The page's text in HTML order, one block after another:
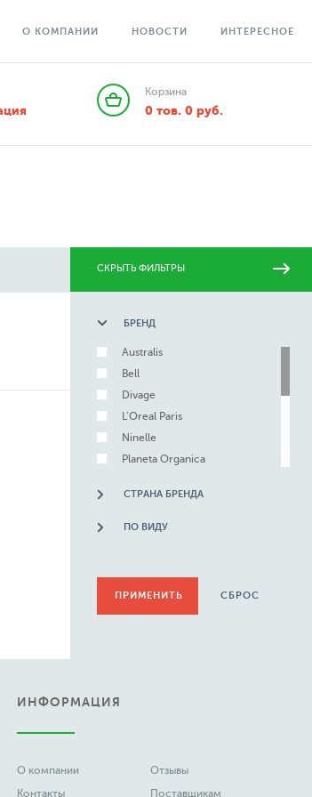
О КОМПАНИИ НОВОСТИ ИНТЕРЕСНОЕ
Корзина
0 тов. 0руб.
СКРЫТЬ ФИЛЬТРЫ
БРЕНД
Australis
Bell
Divage
L'Oreal Paris
Ninelle
Planeta Organica
СТРАНА БРЕНДА
ПО ВИДУ
СБРОС
ИНФОРМАЦИЯ
О компании
Контакты
Отзывы
Поставщикам